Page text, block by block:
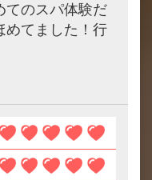
てのスパ体験だ
めてました！行